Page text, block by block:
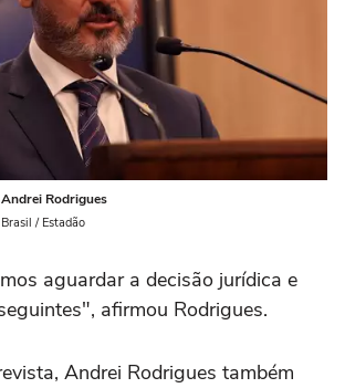
Rodrigues
/ Estadão
aguardar a decisão jurídica e
afirmou Rodrigues.
Andrei Rodrigues também